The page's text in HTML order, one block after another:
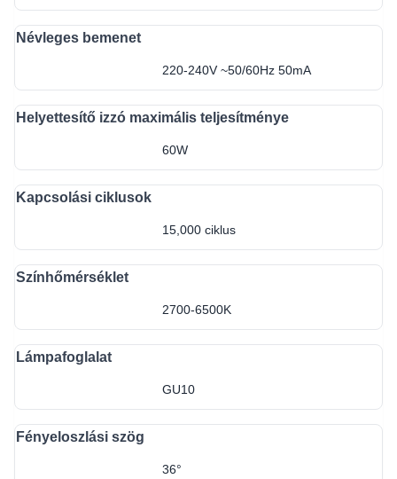
Névleges bemenet
220-240V ~50/60Hz 50mA
Helyettesítő izzó maximális teljesítménye
60W
Kapcsolási ciklusok
15,000 ciklus
Színhőmérséklet
2700-6500K
Lámpafoglalat
GU10
Fényeloszlási szög
36°